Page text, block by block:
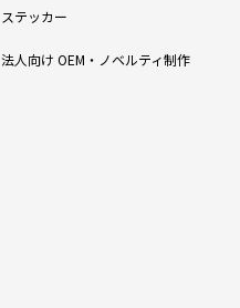
ステッカー
法人向け OEM・ノベルティ制作